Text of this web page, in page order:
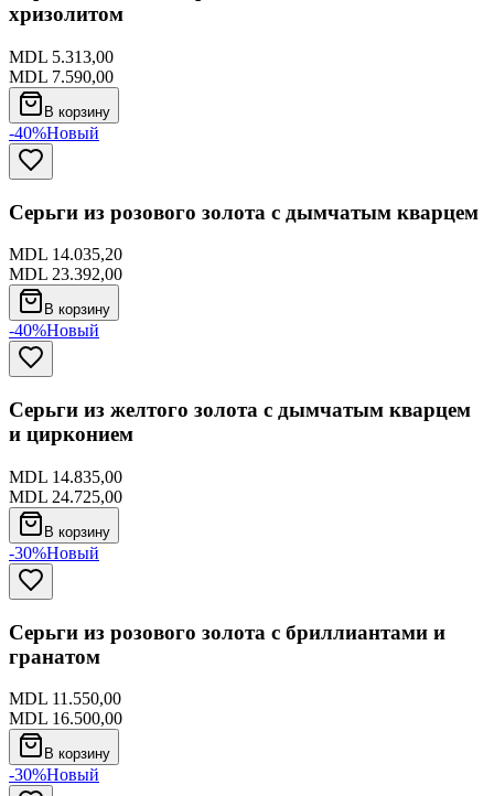
хризолитом
MDL 5.313,00
MDL 7.590,00
В корзину
-40%Новый
Серьги из розового золота с дымчатым кварцем
MDL 14.035,20
MDL 23.392,00
В корзину
-40%Новый
Серьги из желтого золота с дымчатым кварцем
и цирконием
MDL 14.835,00
MDL 24.725,00
В корзину
-30%Новый
Серьги из розового золота с бриллиантами и
гранатом
MDL 11.550,00
MDL 16.500,00
В корзину
-30%Новый